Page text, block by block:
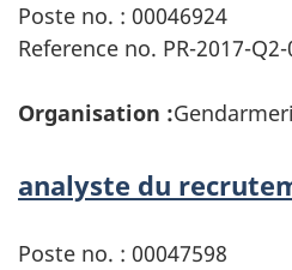
Poste no. : 00046924
Reference no. PR-2017-
Organisation :
analyste du
Poste no. : 00047598